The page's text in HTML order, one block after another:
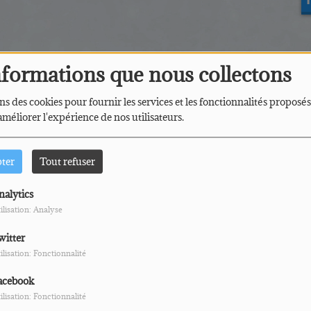
que nous collectons
des cookies pour fournir les services et les fonctionnalités
l'expérience de nos utilisateurs.
Tout refuser
Analyse
Fonctionnalité
Fonctionnalité
commenter cet article